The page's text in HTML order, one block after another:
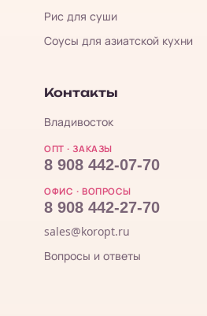
Рис для суши
Соусы для азиатской кухни
Контакты
Владивосток
ОПТ · ЗАКАЗЫ
8 908 442-07-70
ОФИС · ВОПРОСЫ
8 908 442-27-70
sales@koropt.ru
Вопросы и ответы